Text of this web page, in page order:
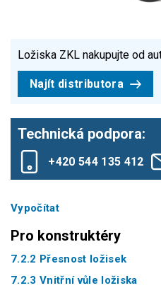
Ložiska ZKL nakupujte od
Najít distributora
Technická podpora:
+420 544 135 412
Vypočítat
Pro konstruktéry
7.2.2 Přesnost ložisek
7.2.3 Vnitřní vůle ložiska